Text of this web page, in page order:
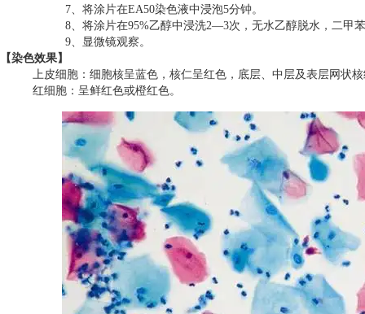
7、将涂片在EA50染色液中浸泡5分钟。
8、将涂片在95%乙醇中浸洗2—3次，无水乙醇脱水，二甲
9、显微镜观察。
【染色效果】
上皮细胞：细胞核呈蓝色，核仁呈红色，底层、中层及表层网状
红细胞：呈鲜红色或橙红色。